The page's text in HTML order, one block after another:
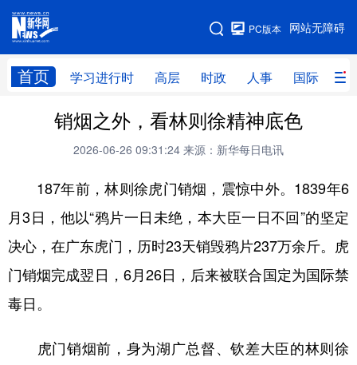
网站无障碍
PC版本
首页 学习进行时 高层 时政 人事 国际 财
网站地图
学习进行时 高层 时政 人事
财经 网评
台湾 思客智库 全球连线 教育
科技 科创 量子 体育
文化 书画 健康 军事
食品 人居 信息化 数字经济
销烟之外，看林则徐精神底色
2026-06-26 09:31:24 来源：新华每日电讯
187年前，林则徐虎门销烟，震惊中外。1839年6
月3日，他以“鸦片一日未绝，本大臣一日不回”的坚定
决心，在广东虎门，历时23天销毁鸦片237万余斤。虎
门销烟完成翌日，6月26日，后来被联合国定为国际禁
毒日。
虎门销烟前，身为湖广总督、钦差大臣的林则徐